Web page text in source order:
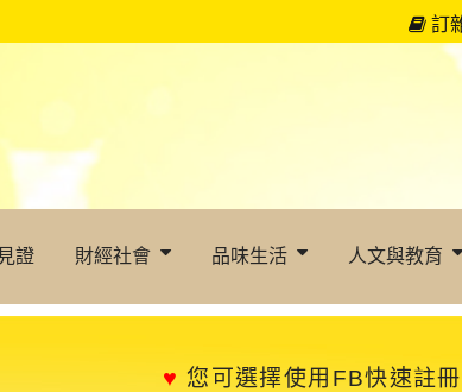
訂
證 財經社會 品味生活 人文與教育
♥ 您可選擇使用FB快速註